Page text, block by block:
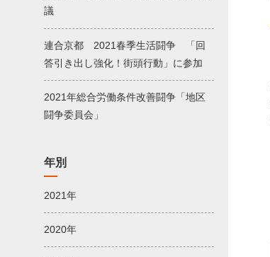
議
連合京都 2021春季生活闘争 「回
答引き出し強化！街頭行動」に参加
2021年総合労働条件改善闘争「地区
闘争委員会」
年別
2021年
2020年